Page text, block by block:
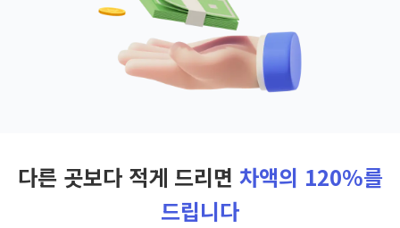
다른 곳보다 적게 드리면 차액의 120%를
드립니다